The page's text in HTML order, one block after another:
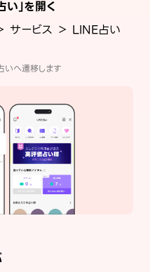
」を開く
サービス ＞ LINE占い
いへ遷移します